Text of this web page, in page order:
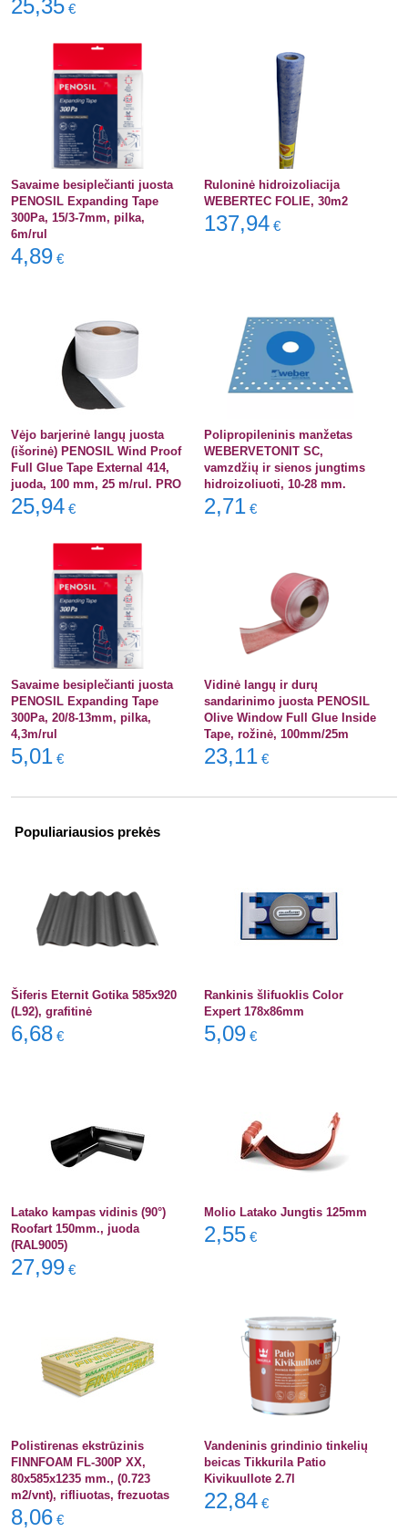
25,35 €
Savaime besiplečianti juosta
PENOSIL Expanding Tape
300Pa, 15/3-7mm, pilka,
6m/rul
4,89 €
Ruloninė hidroizoliacija
WEBERTEC FOLIE, 30m2
137,94 €
Vėjo barjerinė langų juosta
(išorinė) PENOSIL Wind Proof
Full Glue Tape External 414,
juoda, 100 mm, 25 m/rul. PRO
25,94 €
Polipropileninis manžetas
WEBERVETONIT SC,
vamzdžių ir sienos jungtims
hidroizoliuoti, 10-28 mm.
2,71 €
Savaime besiplečianti juosta
PENOSIL Expanding Tape
300Pa, 20/8-13mm, pilka,
4,3m/rul
5,01 €
Vidinė langų ir durų
sandarinimo juosta PENOSIL
Olive Window Full Glue Inside
Tape, rožinė, 100mm/25m
23,11 €
Populiariausios prekės
Šiferis Eternit Gotika 585x920
(L92), grafitinė
6,68 €
Rankinis šlifuoklis Color
Expert 178x86mm
5,09 €
Latako kampas vidinis (90°)
Roofart 150mm., juoda
(RAL9005)
27,99 €
Molio Latako Jungtis 125mm
2,55 €
Polistirenas ekstrūzinis
FINNFOAM FL-300P XX,
80x585x1235 mm., (0.723
m2/vnt), rifliuotas, frezuotas
8,06 €
Vandeninis grindinio tinkelių
beicas Tikkurila Patio
Kivikuullote 2.7l
22,84 €